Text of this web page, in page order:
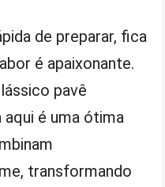
de preparar, fica
é apaixonante.
pavê
é uma ótima
transformando